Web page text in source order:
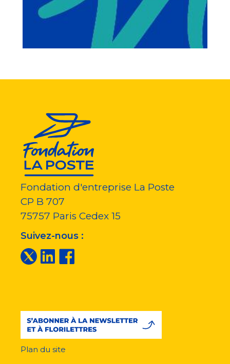
Fondation d'entreprise La Poste
CP B 707
75757 Paris Cedex 15
Suivez-nous :
Plan du site